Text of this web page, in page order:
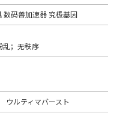
码兽加速器 究极基因
乱；无秩序
ウルティマバースト